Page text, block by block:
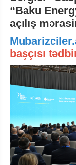
“Baku
açılış
başçısı